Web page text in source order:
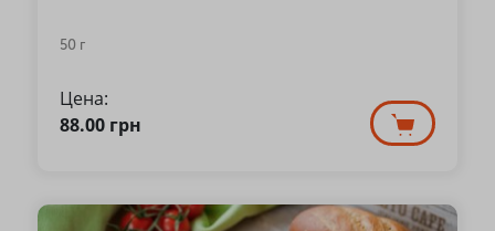
50 г
Цена:
88.00 грн